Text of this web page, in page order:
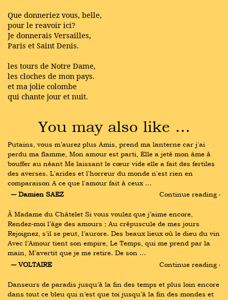
Que donneriez vous, belle,
pour le reavoir ici?
Je donnerais Versailles,
Paris et Saint Denis.
les tours de Notre Dame,
les cloches de mon pays.
et ma jolie colombe
qui chante jour et nuit.
You may also like …
Putains, vous m’aurez plus Amis, prend ma lanterne car j'ai
perdu ma flamme, Mon amour est parti, Elle a jeté mon âme à
bouffer au néant Me laissant le cœur vide elle a fait des fertiles
des averses. L'arides et l'horreur du monde n'est rien en
comparaison A ce que l'amour fait à ceux …
― Damien SAEZ
Continue reading ›
À Madame du Châtelet Si vous voulez que j’aime encore,
Rendez-moi l’âge des amours ; Au crépuscule de mes jours
Rejoignez, s’il se peut, l’aurore. Des beaux lieux où le dieu du vin
Avec l’Amour tient son empire, Le Temps, qui me prend par la
main, M’avertit que je me retire. De son …
― VOLTAIRE
Continue reading ›
Danseurs de paradis jusqu’à la fin des temps et plus loin encore
dans tout ce bleu qui n’est que toi jusqu’à la fin des mondes et